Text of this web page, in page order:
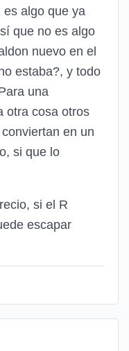
es algo que ya
que no es algo
nuevo en el
estaba?, y todo
una
otra cosa otros
en un
si que lo
si el R
escapar